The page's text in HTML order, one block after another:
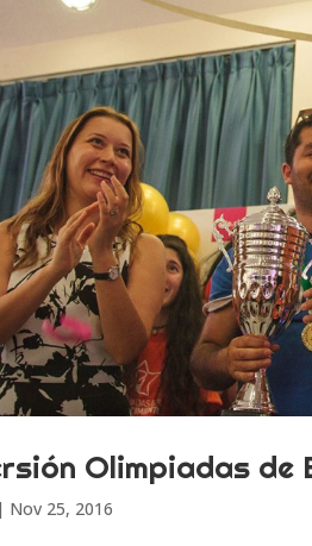
Olimpiadas de
| Nov 25, 2016